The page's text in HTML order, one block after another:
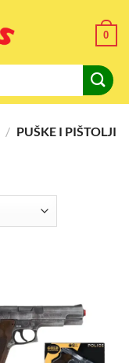
0
/ PUŠKE I PIŠTOLJI